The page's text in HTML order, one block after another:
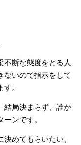
不断な態度をとる人
ないので指示をして
。
結局決まらず、誰か
ンです。
めてもらいたい、